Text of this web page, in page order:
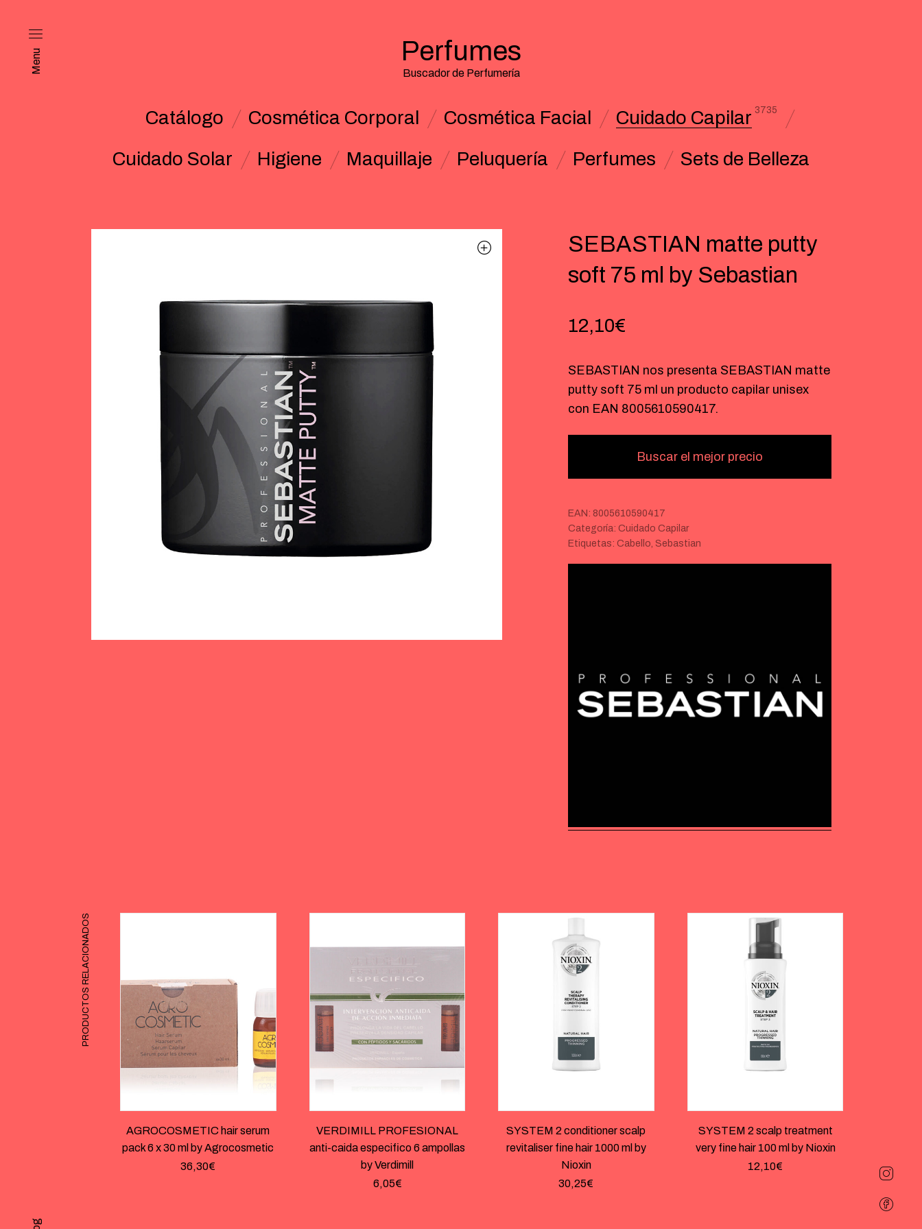
Menu Perfumes
Buscador de Perfumería
Catálogo Cosmética Corporal Cosmética Facial Cuidado Capilar 3735
Cuidado Solar Higiene Maquillaje Peluquería Perfumes Sets de Belleza
SEBASTIAN matte putty
soft 75 ml by Sebastian
12,10€
SEBASTIAN nos presenta SEBASTIAN matte
putty soft 75 ml un producto capilar unisex
con EAN 8005610590417.
Buscar el mejor precio
EAN: 8005610590417
Categoría: Cuidado Capilar
Etiquetas: Cabello, Sebastian
PRODUCTOS RELACIONADOS
AGROCOSMETIC hair serum
pack 6 x 30 ml by Agrocosmetic
36,30€
VERDIMILL PROFESIONAL
anti-caida especifico 6 ampollas
by Verdimill
6,05€
SYSTEM 2 conditioner scalp
revitaliser fine hair 1000 ml by
Nioxin
30,25€
SYSTEM 2 scalp treatment
very fine hair 100 ml by Nioxin
12,10€